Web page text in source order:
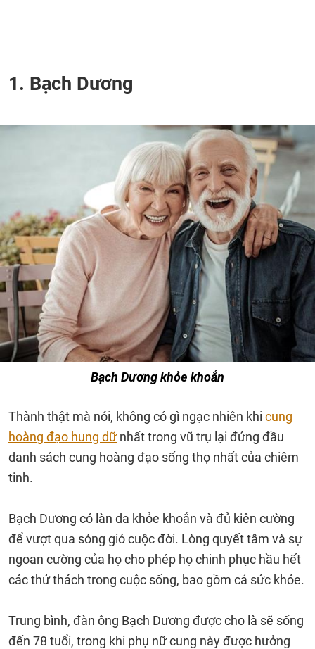
1. Bạch Dương
Bạch Dương khỏe khoắn
Thành thật mà nói, không có gì ngạc nhiên khi cung
hoàng đạo hung dữnhất trong vũ trụ lại đứng đầu
danh sách cung hoàng đạo sống thọ nhất của chiêm
tinh.
Bạch Dương có làn da khỏe khoắn và đủ kiên cường
để vượt qua sóng gió cuộc đời. Lòng quyết tâm và sự
ngoan cường của họ cho phép họ chinh phục hầu hết
các thử thách trong cuộc sống, bao gồm cả sức khỏe.
Trung bình, đàn ông Bạch Dương được cho là sẽ sống
đến 78 tuổi, trong khi phụ nữ cung này được hưởng